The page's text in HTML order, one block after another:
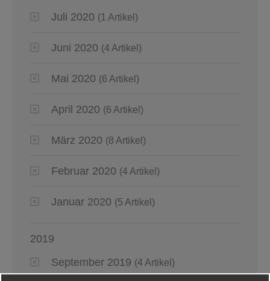
Juli 2020 (1 Artikel)
Juni 2020 (4 Artikel)
Mai 2020 (6 Artikel)
April 2020 (6 Artikel)
März 2020 (8 Artikel)
Februar 2020 (4 Artikel)
Januar 2020 (5 Artikel)
2019
September 2019 (4 Artikel)